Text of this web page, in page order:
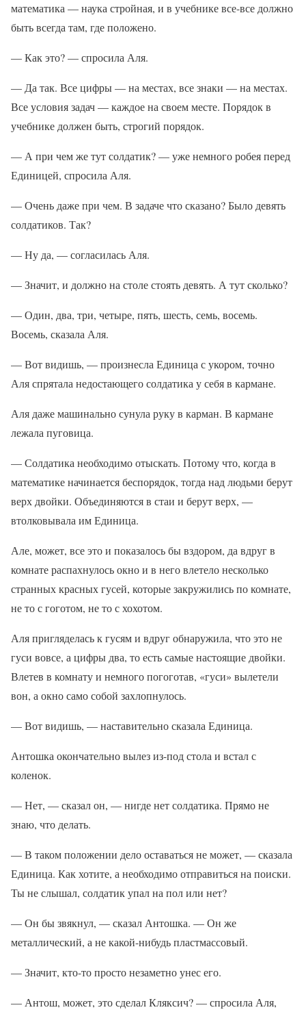
математика — наука стройная, и в учебнике все-все должно
быть всегда там, где положено.
— Как это? — спросила Аля.
— Да так. Все цифры — на местах, все знаки — на местах.
Все условия задач — каждое на своем месте. Порядок в
учебнике должен быть, строгий порядок.
— А при чем же тут солдатик? — уже немного робея перед
Единицей, спросила Аля.
— Очень даже при чем. В задаче что сказано? Было девять
солдатиков. Так?
— Ну да, — согласилась Аля.
— Значит, и должно на столе стоять девять. А тут сколько?
— Один, два, три, четыре, пять, шесть, семь, восемь.
Восемь, сказала Аля.
— Вот видишь, — произнесла Единица с укором, точно
Аля спрятала недостающего солдатика у себя в кармане.
Аля даже машинально сунула руку в карман. В кармане
лежала пуговица.
— Солдатика необходимо отыскать. Потому что, когда в
математике начинается беспорядок, тогда над людьми берут
верх двойки. Объединяются в стаи и берут верх, —
втолковывала им Единица.
Але, может, все это и показалось бы вздором, да вдруг в
комнате распахнулось окно и в него влетело несколько
странных красных гусей, которые закружились по комнате,
не то с гоготом, не то с хохотом.
Аля пригляделась к гусям и вдруг обнаружила, что это не
гуси вовсе, а цифры два, то есть самые настоящие двойки.
Влетев в комнату и немного погоготав, «гуси» вылетели
вон, а окно само собой захлопнулось.
— Вот видишь, — наставительно сказала Единица.
Антошка окончательно вылез из-под стола и встал с
коленок.
— Нет, — сказал он, — нигде нет солдатика. Прямо не
знаю, что делать.
— В таком положении дело оставаться не может, — сказала
Единица. Как хотите, а необходимо отправиться на поиски.
Ты не слышал, солдатик упал на пол или нет?
— Он бы звякнул, — сказал Антошка. — Он же
металлический, а не какой-нибудь пластмассовый.
— Значит, кто-то просто незаметно унес его.
— Антош, может, это сделал Кляксич? — спросила Аля,